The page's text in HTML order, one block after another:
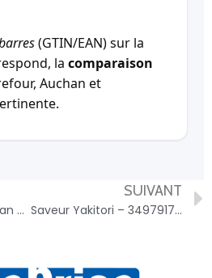
(GTIN/EAN) sur la
la comparaison
Auchan et
lessive skip active clean – 8720181248214
SUIVANT
Saveur Yakitori – 3497917001621